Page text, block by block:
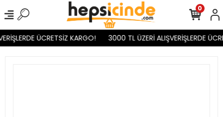
ÜCRETSİZ KARGO! 3000 TL ÜZERİ ALIŞVERİŞLERDE
0